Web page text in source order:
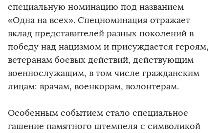
специальную номинацию под названием
«Одна на всех». Спецноминация отражает
вклад представителей разных поколений в
победу над нацизмом и присуждается героям,
ветеранам боевых действий, действующим
военнослужащим, в том числе гражданским
лицам: врачам, военкорам, волонтерам.
Особенным событием стало специальное
гашение памятного штемпеля с символикой